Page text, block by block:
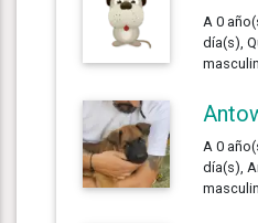
A 0
día(s),
A 0
día(s),